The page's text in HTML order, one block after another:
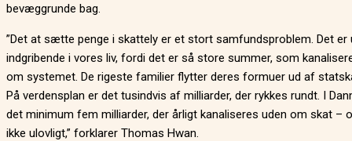
bevæggrunde bag.
”Det at sætte penge i skattely er et stort samfundsproblem. Det er
indgribende i vores liv, fordi det er så store summer, som
om systemet. De rigeste familier flytter deres formuer ud af
På verdensplan er det tusindvis af milliarder, der rykkes rundt. I
det minimum fem milliarder, der årligt kanaliseres uden om skat –
ikke ulovligt,” forklarer Thomas Hwan.